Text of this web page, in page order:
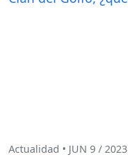
Actualidad • JUN 9 / 2023